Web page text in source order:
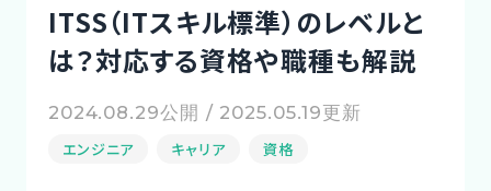
FLEXYについて
よくある質問
福利厚生
ITSS（ITスキル標準）のレベルと
は？対応する資格や職種も解説
2024.08.29公開 / 2025.05.19更新
エンジニア キャリア 資格